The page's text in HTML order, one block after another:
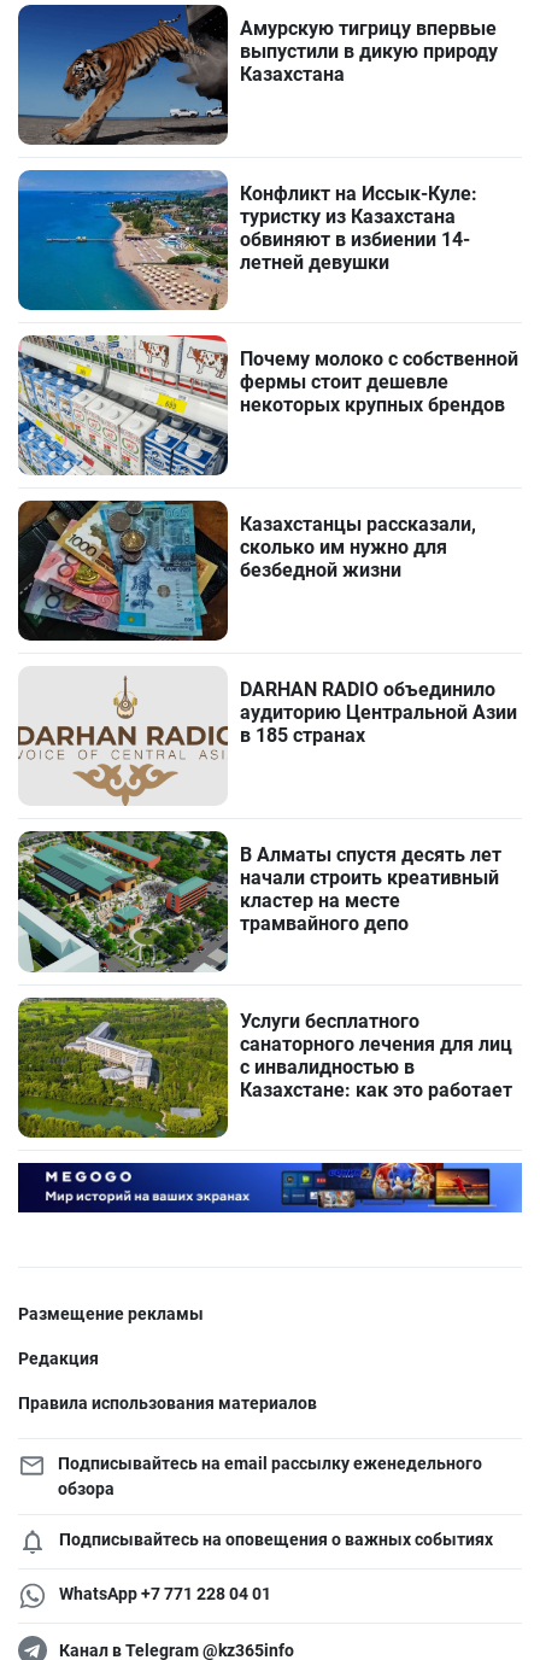
Амурскую тигрицу впервые
выпустили в дикую природу
Казахстана
Конфликт на Иссык-Куле:
туристку из Казахстана
обвиняют в избиении 14-
летней девушки
Почему молоко с собственной
фермы стоит дешевле
некоторых крупных брендов
Казахстанцы рассказали,
сколько им нужно для
безбедной жизни
DARHAN RADIO объединило
аудиторию Центральной Азии
в 185 странах
В Алматы спустя десять лет
начали строить креативный
кластер на месте
трамвайного депо
Услуги бесплатного
санаторного лечения для лиц
с инвалидностью в
Казахстане: как это работает
Размещение рекламы
Редакция
Правила использования материалов
Подписывайтесь на email рассылку еженедельного
обзора
Подписывайтесь на оповещения о важных событиях
WhatsApp +7 771 228 04 01
Канал в Telegram @kz365info